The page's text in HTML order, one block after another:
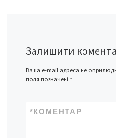
Залишити
Ваша e-mail адреса не
поля позначені *
КОМЕНТАР
*